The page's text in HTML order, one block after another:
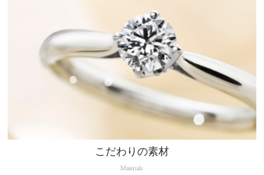
こだわりの素材
Materials